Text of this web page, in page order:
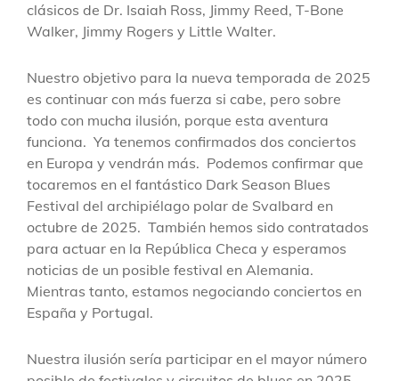
clásicos de Dr. Isaiah Ross, Jimmy Reed, T-Bone
Walker, Jimmy Rogers y Little Walter.
Nuestro objetivo para la nueva temporada de 2025
es continuar con más fuerza si cabe, pero sobre
todo con mucha ilusión, porque esta aventura
funciona. Ya tenemos confirmados dos conciertos
en Europa y vendrán más. Podemos confirmar que
tocaremos en el fantástico Dark Season Blues
Festival del archipiélago polar de Svalbard en
octubre de 2025. También hemos sido contratados
para actuar en la República Checa y esperamos
noticias de un posible festival en Alemania.
Mientras tanto, estamos negociando conciertos en
España y Portugal.
Nuestra ilusión sería participar en el mayor número